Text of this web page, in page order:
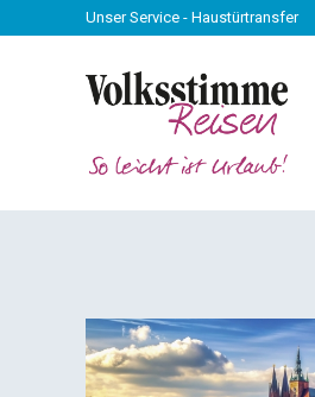
Unser Service - Haustürtransfer